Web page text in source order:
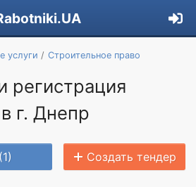
услуги Строительное право
регистрация
г. Днепр
Создать тендер